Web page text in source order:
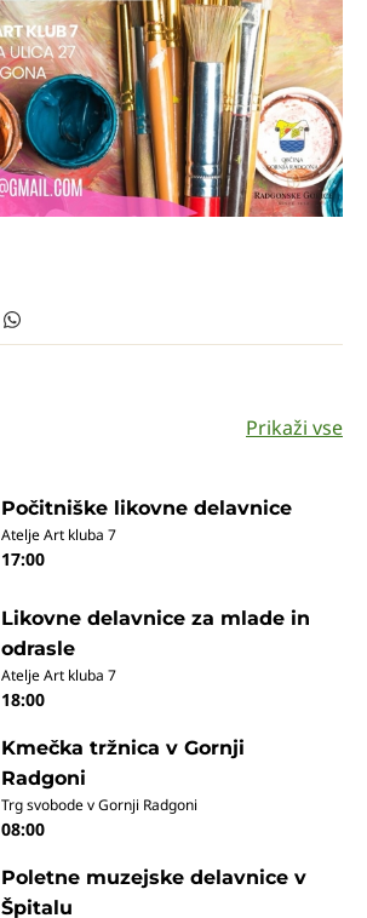
Prikaži vse
Počitniške likovne delavnice
Atelje Art kluba 7
17:00
Likovne delavnice za mlade in
odrasle
Atelje Art kluba 7
18:00
Kmečka tržnica v Gornji
Radgoni
Trg svobode v Gornji Radgoni
08:00
Poletne muzejske delavnice v
Špitalu